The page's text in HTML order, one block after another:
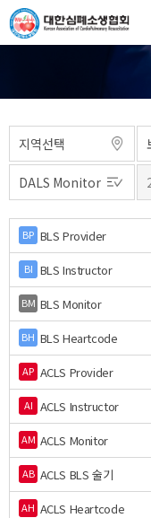
BP BLS Provider
BI BLS Instructor
BM BLS Monitor
BH BLS Heartcode
AP ACLS Provider
AI ACLS Instructor
AM ACLS Monitor
AB ACLS BLS 술기
AH ACLS Heartcode